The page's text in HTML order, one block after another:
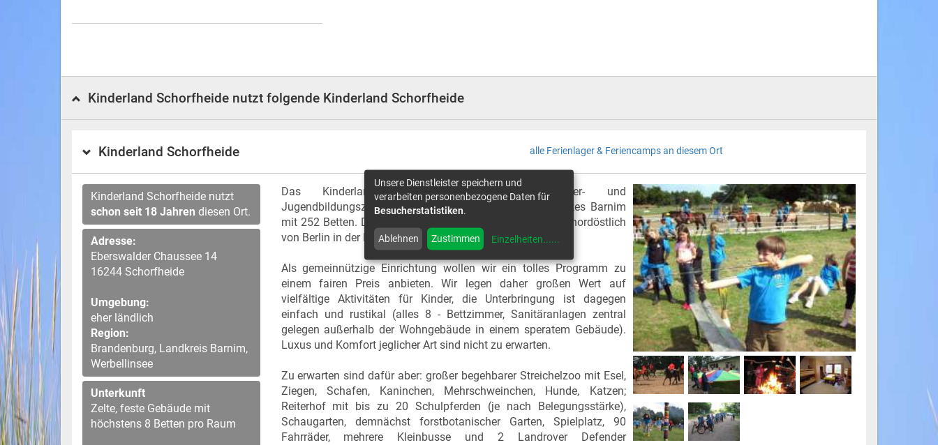
Kinderland Schorfheide nutzt folgende Kinderland Schorfheide
Kinderland Schorfheide alle Ferienlager & Feriencamps an diesem Ort
Kinderland Schorfheide nutzt
schon seit 18 Jahren diesen Ort.
Adresse:
Eberswalder Chaussee 14
16244 Schorfheide
Umgebung:
eher ländlich
Region:
Brandenburg, Landkreis Barnim,
Werbellinsee
Unterkunft
Zelte, feste Gebäude mit
höchstens 8 Betten pro Raum
Das Kinderland Schorfheide ist ein Kinder- und
Jugendbildungszentrum des Bildungs- und Erholungswerkes Barnim
mit 252 Betten. Die Anlage befindet sich ca. 60 Kilometer nordöstlich
von Berlin in der Nähe des Werbellinsees.
Als gemeinnützige Einrichtung wollen wir ein tolles Programm zu
einem fairen Preis anbieten. Wir legen daher großen Wert auf
vielfältige Aktivitäten für Kinder, die Unterbringung ist dagegen
einfach und rustikal (alles 8 - Bettzimmer, Sanitäranlagen zentral
gelegen außerhalb der Wohngebäude in einem speratem Gebäude).
Luxus und Komfort jeglicher Art sind nicht zu erwarten.
Zu erwarten sind dafür aber: großer begehbarer Streichelzoo mit Esel,
Ziegen, Schafen, Kaninchen, Mehrschweinchen, Hunde, Katzen;
Reiterhof mit bis zu 20 Schulpferden (je nach Belegungsstärke),
Schaugarten, demnächst forstbotanischer Garten, Spielplatz, 90
Fahrräder, mehrere Kleinbusse und 2 Landrover Defender
Unsere Dienstleister speichern und
verarbeiten personenbezogene Daten für
Besucherstatistiken.
Ablehnen Zustimmen Einzelheiten......